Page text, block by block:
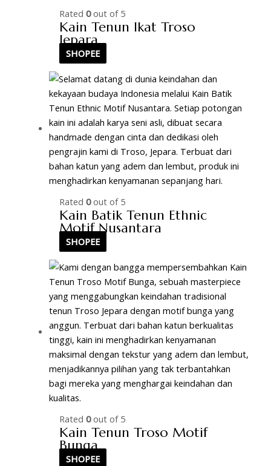
Rated0out of 5
Kain Tenun Ikat Troso
Jepara
SHOPEE
Rated0out of 5
Kain Batik Tenun Ethnic
Motif Nusantara
SHOPEE
Rated0out of 5
Kain Tenun Troso Motif
Bunga
SHOPEE